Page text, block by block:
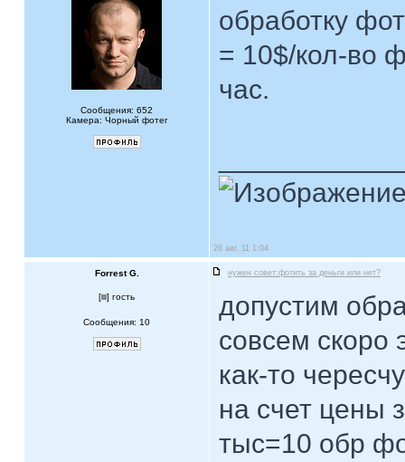
Сообщения: 652
Камера: Чорный фотег
обработку
= 10$/кол-во
час.
26 авг, 11 1:04
Forrest G. нужен совет:фотить за деньги или нет?
[ ] гость
Сообщения: 10
допустим
совсем скоро
как-то
на счет цены
тыс=10 обр